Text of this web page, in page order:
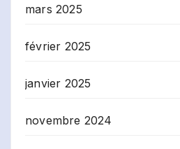
mars 2025
février 2025
janvier 2025
novembre 2024